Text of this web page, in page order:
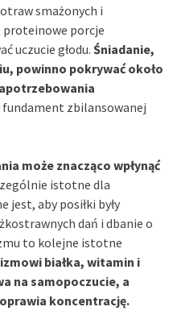
smażonych i
proteinowe porcje
uczucie głodu. Śniadanie,
powinno pokrywać około
zbilansowanej
może znacząco wpłynąć
istotne dla
jest, aby posiłki były
dań i dbanie o
to kolejne istotne
białka, witamin i
na samopoczucie, a
koncentrację.